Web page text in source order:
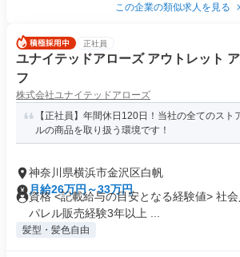
この企業の類似求人を見る
正社員
ユナイテッドアローズ アウトレット
フ
株式会社ユナイテッドアローズ
【正社員】年間休日120日！当社の全てのスト
ルの商品を取り扱う環境です！
神奈川県横浜市金沢区白帆
月給26万円～33万円
資格 <記載給与の目安となる経験値> 社
パレル販売経験3年以上 ...
髪型・髪色自由